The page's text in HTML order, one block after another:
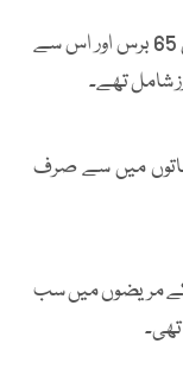
طویل مدت جاری رہنے والی اس تحقیق میں 65 برس اور اس سے
شامل تھے۔
میں مبتلا افراد میں 26 دھاتوں میں سے صرف
کے مریضوں میں سب